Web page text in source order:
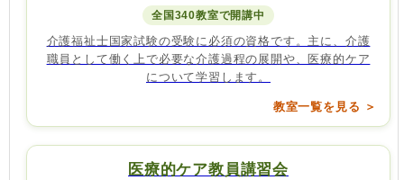
全国340教室で開講中
介護福祉士国家試験の受験に必須の資格です。主に、介護
職員として働く上で必要な介護過程の展開や、医療的ケア
について学習します。
教室一覧を見る ＞
医療的ケア教員講習会